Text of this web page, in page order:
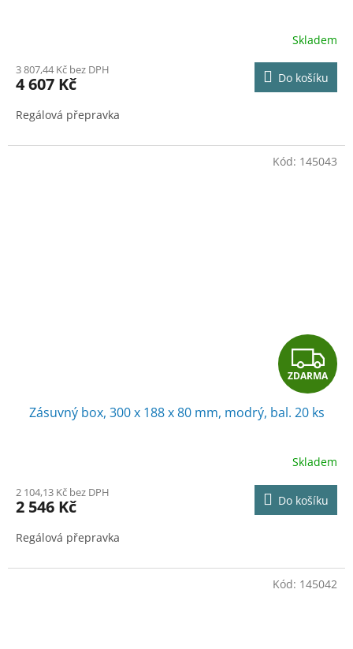
R
M
A
Skladem
3 807,44 Kč bez DPH
4 607 Kč Do košíku
Regálová přepravka
Z
D
A
R
M
A
ZDARMA
Zásuvný box, 300 x 188 x 80 mm, modrý, bal. 20 ks
Skladem
2 104,13 Kč bez DPH
2 546 Kč Do košíku
Regálová přepravka
Kód: 145043
Kód: 145042